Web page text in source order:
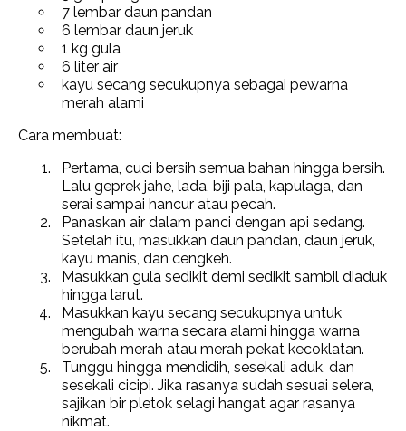
7 lembar daun pandan
6 lembar daun jeruk
1 kg gula
6 liter air
kayu secang secukupnya sebagai pewarna
merah alami
Cara membuat:
Pertama, cuci bersih semua bahan hingga bersih.
Lalu geprek jahe, lada, biji pala, kapulaga, dan
serai sampai hancur atau pecah.
Panaskan air dalam panci dengan api sedang.
Setelah itu, masukkan daun pandan, daun jeruk,
kayu manis, dan cengkeh.
Masukkan gula sedikit demi sedikit sambil diaduk
hingga larut.
Masukkan kayu secang secukupnya untuk
mengubah warna secara alami hingga warna
berubah merah atau merah pekat kecoklatan.
Tunggu hingga mendidih, sesekali aduk, dan
sesekali cicipi. Jika rasanya sudah sesuai selera,
sajikan bir pletok selagi hangat agar rasanya
nikmat.